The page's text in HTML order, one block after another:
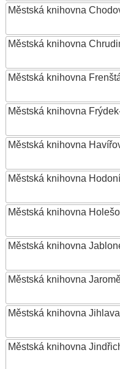
Městská knihovna
Městská knihovna
Městská knihovna
Městská knihovna
Městská knihovna
Městská knihovna
Městská knihovna
Městská knihovna
Městská knihovna
Městská knihovna Jihlava
Městská knihovna